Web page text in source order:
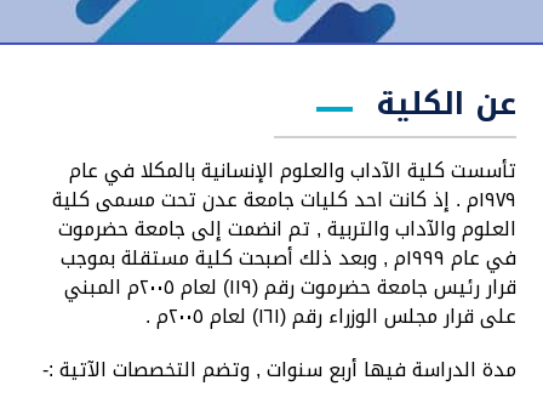
عن الكلية
تأسست كلية الآداب والعلوم الإنسانية بالمكلا في عام
١٩٧٩م . إذ كانت احد كليات جامعة عدن تحت مسمى كلية
العلوم والآداب والتربية , تم انضمت إلى جامعة حضرموت
في عام ١٩٩٩م , وبعد ذلك أصبحت كلية مستقلة بموجب
قرار رئيس جامعة حضرموت رقم (١١٩) لعام ٢٠٠٥م المبني
على قرار مجلس الوزراء رقم (١٦١) لعام ٢٠٠٥م .
مدة الدراسة فيها أربع سنوات , وتضم التخصصات الآتية :-